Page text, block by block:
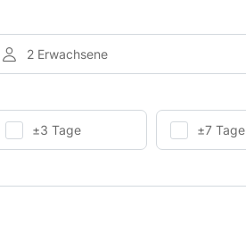
2 Erwachsene
±3 Tage ±7 Tage